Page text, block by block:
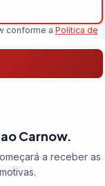
SUV de 7 lugares
conforme a Política de
Carnow.
a receber as